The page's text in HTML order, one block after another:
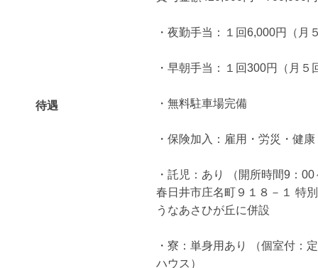
待遇
・夜勤手当：１回6,000円（月
・早朝手当：１回300円（月５
・無料駐車場完備
・保険加入：雇用・労災・健
・託児：あり （開所時間9：
春日井市庄名町９１８－１ 特
うなあさひが丘に併設
・寮：単身用あり （個室付：
ハウス）